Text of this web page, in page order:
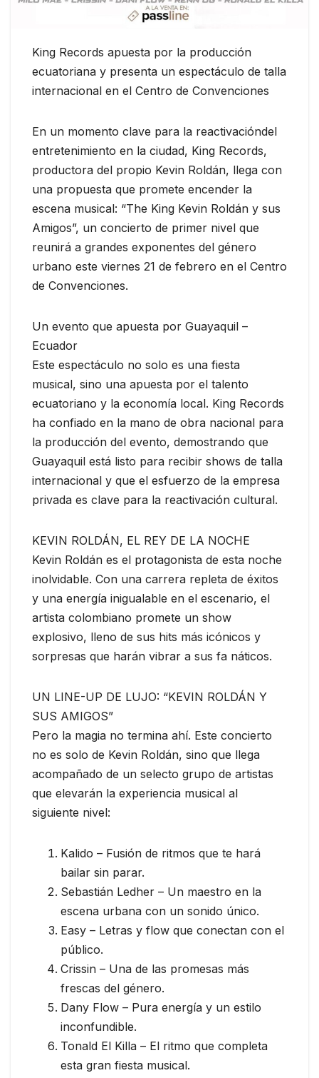
King Records apuesta por la producción
ecuatoriana y presenta un espectáculo de talla
internacional en el Centro de Convenciones
En un momento clave para la reactivacióndel
entretenimiento en la ciudad, King Records,
productora del propio Kevin Roldán, llega con
una propuesta que promete encender la
escena musical: “The King Kevin Roldán y sus
Amigos”, un concierto de primer nivel que
reunirá a grandes exponentes del género
urbano este viernes 21 de febrero en el Centro
de Convenciones.
Un evento que apuesta por Guayaquil –
Ecuador
Este espectáculo no solo es una fiesta
musical, sino una apuesta por el talento
ecuatoriano y la economía local. King Records
ha confiado en la mano de obra nacional para
la producción del evento, demostrando que
Guayaquil está listo para recibir shows de talla
internacional y que el esfuerzo de la empresa
privada es clave para la reactivación cultural.
KEVIN ROLDÁN, EL REY DE LA NOCHE
Kevin Roldán es el protagonista de esta noche
inolvidable. Con una carrera repleta de éxitos
y una energía inigualable en el escenario, el
artista colombiano promete un show
explosivo, lleno de sus hits más icónicos y
sorpresas que harán vibrar a sus fa náticos.
UN LINE-UP DE LUJO: “KEVIN ROLDÁN Y
SUS AMIGOS”
Pero la magia no termina ahí. Este concierto
no es solo de Kevin Roldán, sino que llega
acompañado de un selecto grupo de artistas
que elevarán la experiencia musical al
siguiente nivel:
Kalido – Fusión de ritmos que te hará
bailar sin parar.
Sebastián Ledher – Un maestro en la
escena urbana con un sonido único.
Easy – Letras y flow que conectan con el
público.
Crissin – Una de las promesas más
frescas del género.
Dany Flow – Pura energía y un estilo
inconfundible.
Tonald El Killa – El ritmo que completa
esta gran fiesta musical.